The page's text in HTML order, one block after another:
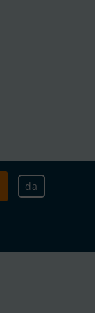
da